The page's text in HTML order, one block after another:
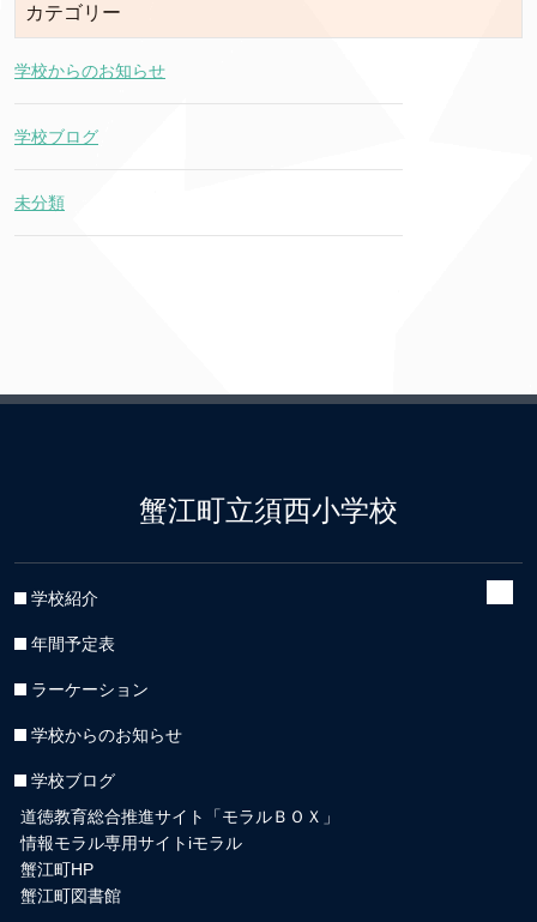
カテゴリー
学校からのお知らせ
学校ブログ
未分類
蟹江町立須西小学校
学校紹介
年間予定表
ラーケーション
学校からのお知らせ
学校ブログ
道徳教育総合推進サイト「モラルＢＯＸ」
情報モラル専用サイトiモラル
蟹江町HP
蟹江町図書館